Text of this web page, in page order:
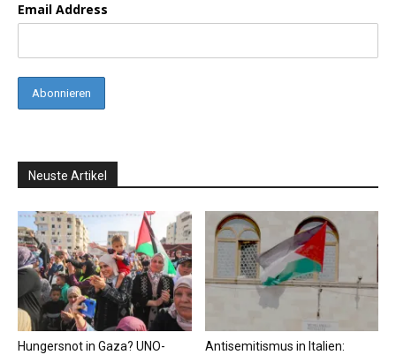
Email Address
Neuste Artikel
Hungersnot in Gaza? UNO-
Antisemitismus in Italien: